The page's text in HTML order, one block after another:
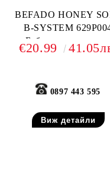
BEFADO HONEY
B-SYSTEM
Бебешки текстилни
обувки, Сиви
€20.99
0897 443 595
Виж детайли